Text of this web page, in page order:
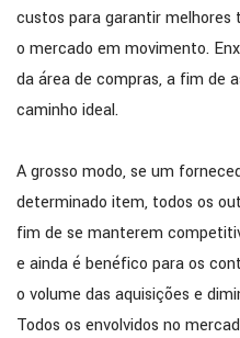
custos para garantir
o mercado em movimento.
da área de compras, a fim de
caminho ideal.
A grosso modo, se um
determinado item, todos os
fim de se manterem
e ainda é benéfico para os
o volume das aquisições e
Todos os envolvidos no